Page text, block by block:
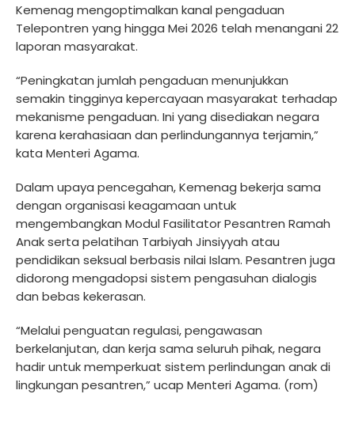
Kemenag mengoptimalkan kanal pengaduan
Telepontren yang hingga Mei 2026 telah menangani 22
laporan masyarakat.
“Peningkatan jumlah pengaduan menunjukkan
semakin tingginya kepercayaan masyarakat terhadap
mekanisme pengaduan. Ini yang disediakan negara
karena kerahasiaan dan perlindungannya terjamin,”
kata Menteri Agama.
Dalam upaya pencegahan, Kemenag bekerja sama
dengan organisasi keagamaan untuk
mengembangkan Modul Fasilitator Pesantren Ramah
Anak serta pelatihan Tarbiyah Jinsiyyah atau
pendidikan seksual berbasis nilai Islam. Pesantren juga
didorong mengadopsi sistem pengasuhan dialogis
dan bebas kekerasan.
“Melalui penguatan regulasi, pengawasan
berkelanjutan, dan kerja sama seluruh pihak, negara
hadir untuk memperkuat sistem perlindungan anak di
lingkungan pesantren,” ucap Menteri Agama. (rom)